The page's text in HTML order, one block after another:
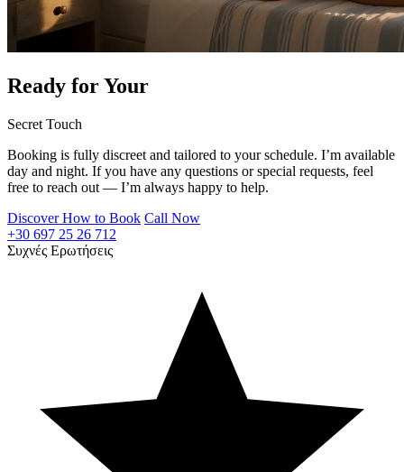
Ready for Your
Secret Touch
Booking is fully discreet and tailored to your schedule. I’m available
day and night. If you have any questions or special requests, feel
free to reach out — I’m always happy to help.
Discover How to Book Call Now
+30 697 25 26 712
Συχνές Ερωτήσεις